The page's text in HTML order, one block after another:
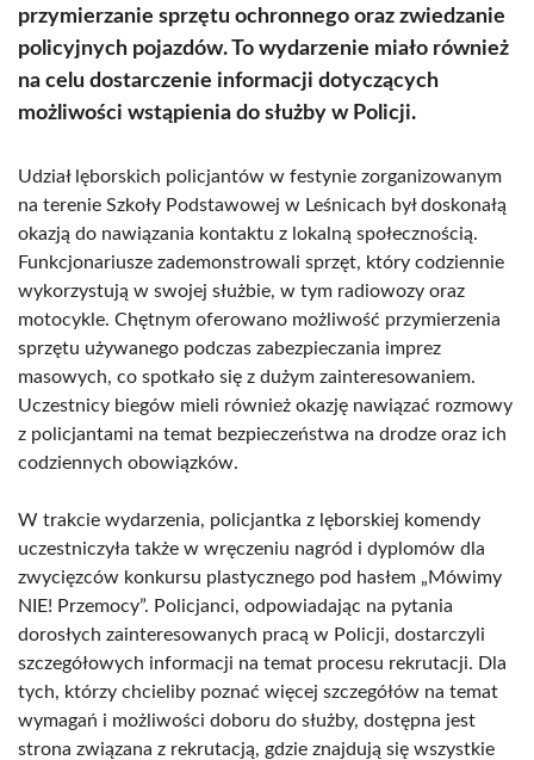
przymierzanie sprzętu ochronnego oraz zwiedzanie
policyjnych pojazdów. To wydarzenie miało również
na celu dostarczenie informacji dotyczących
możliwości wstąpienia do służby w Policji.
Udział lęborskich policjantów w festynie zorganizowanym
na terenie Szkoły Podstawowej w Leśnicach był doskonałą
okazją do nawiązania kontaktu z lokalną społecznością.
Funkcjonariusze zademonstrowali sprzęt, który codziennie
wykorzystują w swojej służbie, w tym radiowozy oraz
motocykle. Chętnym oferowano możliwość przymierzenia
sprzętu używanego podczas zabezpieczania imprez
masowych, co spotkało się z dużym zainteresowaniem.
Uczestnicy biegów mieli również okazję nawiązać rozmowy
z policjantami na temat bezpieczeństwa na drodze oraz ich
codziennych obowiązków.
W trakcie wydarzenia, policjantka z lęborskiej komendy
uczestniczyła także w wręczeniu nagród i dyplomów dla
zwycięzców konkursu plastycznego pod hasłem „Mówimy
NIE! Przemocy”. Policjanci, odpowiadając na pytania
dorosłych zainteresowanych pracą w Policji, dostarczyli
szczegółowych informacji na temat procesu rekrutacji. Dla
tych, którzy chcieliby poznać więcej szczegółów na temat
wymagań i możliwości doboru do służby, dostępna jest
strona związana z rekrutacją, gdzie znajdują się wszystkie